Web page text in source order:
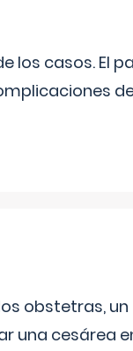
los casos. El
obstetras, un
una cesárea